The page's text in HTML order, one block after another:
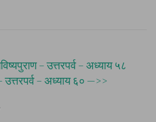
– उत्तरपर्व – अध्याय ५८
– अध्याय ६० —>>